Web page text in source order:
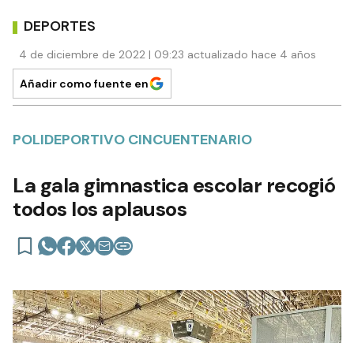
DEPORTES
4 de diciembre de 2022 | 09:23 actualizado hace 4 años
Añadir como fuente en
POLIDEPORTIVO CINCUENTENARIO
La gala gimnastica escolar recogió
todos los aplausos